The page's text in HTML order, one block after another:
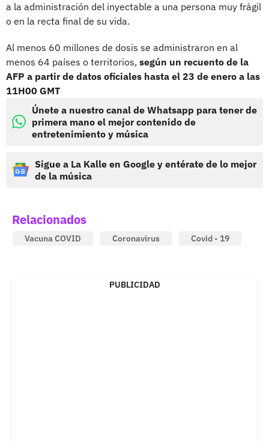
a la administración del inyectable a una persona muy frágil
o en la recta final de su vida.
Al menos 60 millones de dosis se administraron en al
menos 64 países o territorios, según un recuento de la
AFP a partir de datos oficiales hasta el 23 de enero a las
11H00 GMT
Únete a nuestro canal de Whatsapp para tener de
primera mano el mejor contenido de
entretenimiento y música
Sigue a La Kalle en Google y entérate de lo mejor
de la música
Relacionados
Vacuna COVID Coronavirus Covid - 19
PUBLICIDAD